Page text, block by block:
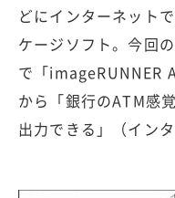
どにインターネット
ケージソフト。今回
で「imageRUNNER
から「銀行のATM感
出力できる」（イン